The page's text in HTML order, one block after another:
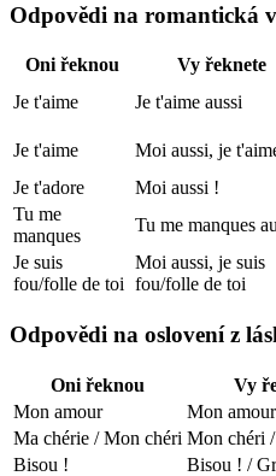
Odpovědi na romantická
Oni řeknou Vy řeknete
Je t'aime
Je t'aime aussi
Je t'aime
Moi aussi, je
Je t'adore
Moi aussi !
Tu me
manques
Tu me manques
Je suis
fou/folle de toi
Moi aussi, je suis
fou/folle de toi
Odpovědi na oslovení z
Oni řeknou
Vy
Mon amour
Mon
Ma chérie / Mon chéri Mon chéri
Bisou !
Bisou ! /